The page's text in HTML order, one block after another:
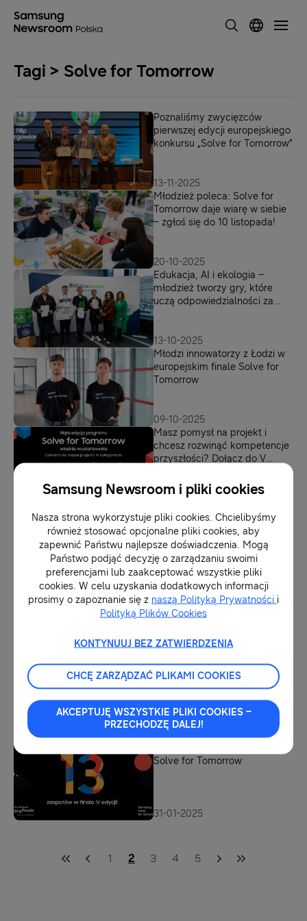
Tagi > Solve for Tomorrow
Poznaliśmy zwycięzców
pierwszej edycji europejskiego
konkursu „Solve for Tomorrow”
13-11-2025
Młodzież poleca: Solve for
Tomorrow daje wiarę w siebie
– zgłoś się do 10 listopada!
20-10-2025
Edukacja, AI i ekologia –
młodzież tworzy gry, które
uczą odpowiedzialności za
13-10-2025
Młodzi innowatorzy z Łodzi w
europejskim finale Solve for
Tomorrow
09-10-2025
Masz pomysł na projekt i
chcesz rozwinąć kompetencje
przyszłości? Dołącz do V
18-09-2025
Ci uczniowie wiedzą, jak
pomóc osobom w kryzysie
bezdomności. Poznaliśmy
zwycięzców IV edycji Solve for
Tomorrow
16-04-2025
Wspieraj młode talenty w
swoim regionie! Zagłosuj i
wybierz laureata Nagrody
Solve for Tomorrow
Solve for Tomorrow Campus:
kreatywne warsztaty w
25-03-2025
Solve for Tomorrow
31-01-2025
1 2 3 4 5
Samsung Newsroom i pliki cookies
Nasza strona wykorzystuje pliki cookies. Chcielibyśmy
również stosować opcjonalne pliki cookies, aby
zapewnić Państwu najlepsze doświadczenia. Mogą
Państwo podjąć decyzję o zarządzaniu swoimi
preferencjami lub zaakceptować wszystkie pliki
cookies. W celu uzyskania dodatkowych informacji
prosimy o zapoznanie się z naszą Polityką Prywatności i
Polityką Plików Cookies
KONTYNUUJ BEZ ZATWIERDZENIA
CHCĘ ZARZĄDZAĆ PLIKAMI COOKIES
AKCEPTUJĘ WSZYSTKIE PLIKI COOKIES –
PRZECHODZĘ DALEJ!